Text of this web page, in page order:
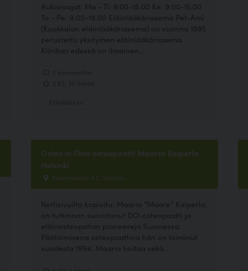
Aukioloajat: Ma - Ti: 9:00-18.00 Ke: 9:00-15.00
To - Pe: 9:00-18.00 Eläinlääkäriasema Pet-Ami
(Kuokkalan eläinlääkäriasema) on vuonna 1995
perustettu yksityinen eläinlääkäriasema.
Klinikan edessä on ilmainen...
Osteo in Flow osteopaatti Maaria Kaiperla
Helsinki
Kasarmikatu 4 C, Helsinki
Nettisivuilta kopioitu: Maaria ”Maare” Kaiperla,
on tutkinnon suorittanut DO-osteopaatti ja
eläinosteopatian pioneereja Suomessa.
Päätoimisena osteopaattina hän on toiminut
vuodesta 1994. Maaria hoitaa sekä...